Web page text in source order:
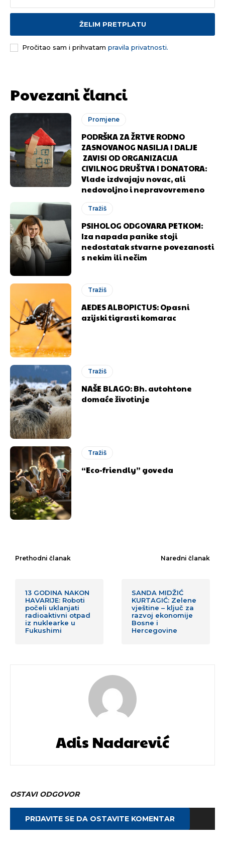
ŽELIM PRETPLATU
Pročitao sam i prihvatam pravila privatnosti.
Povezani članci
Promjene
PODRŠKA ZA ŽRTVE RODNO
ZASNOVANOG NASILJA I DALJE
ZAVISI OD ORGANIZACIJA
CIVILNOG DRUŠTVA I DONATORA:
Vlade izdvajaju novac, ali
nedovoljno i nepravovremeno
Tražiš
PSIHOLOG ODGOVARA PETKOM:
Iza napada panike stoji
nedostatak stvarne povezanosti
s nekim ili nečim
Tražiš
AEDES ALBOPICTUS: Opasni
azijski tigrasti komarac
Tražiš
NAŠE BLAGO: Bh. autohtone
domaće životinje
Tražiš
“Eco-friendly” goveda
Prethodni članak
13 GODINA NAKON
HAVARIJE: Roboti
počeli uklanjati
radioaktivni otpad
iz nuklearke u
Fukushimi
Naredni članak
SANDA MIDŽIĆ
KURTAGIĆ: Zelene
vještine – ključ za
razvoj ekonomije
Bosne i
Hercegovine
Adis Nadarević
OSTAVI ODGOVOR
PRIJAVITE SE DA OSTAVITE KOMENTAR